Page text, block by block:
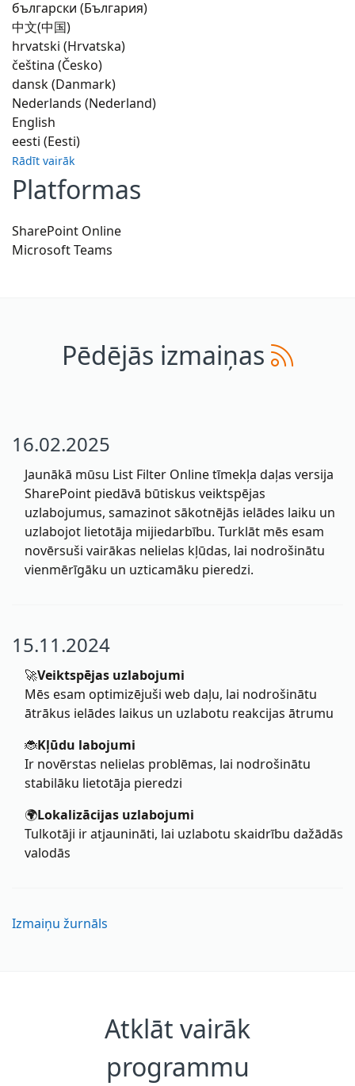
български (България)
中文(中国)
hrvatski (Hrvatska)
čeština (Česko)
dansk (Danmark)
Nederlands (Nederland)
English
eesti (Eesti)
Rādīt vairāk
Platformas
SharePoint Online
Microsoft Teams
Pēdējās izmaiņas
16.02.2025
Jaunākā mūsu List Filter Online tīmekļa daļas versija
SharePoint piedāvā būtiskus veiktspējas
uzlabojumus, samazinot sākotnējās ielādes laiku un
uzlabojot lietotāja mijiedarbību. Turklāt mēs esam
novērsuši vairākas nelielas kļūdas, lai nodrošinātu
vienmērīgāku un uzticamāku pieredzi.
15.11.2024
🚀Veiktspējas uzlabojumi
Mēs esam optimizējuši web daļu, lai nodrošinātu
ātrākus ielādes laikus un uzlabotu reakcijas ātrumu
🐞Kļūdu labojumi
Ir novērstas nelielas problēmas, lai nodrošinātu
stabilāku lietotāja pieredzi
🌍Lokalizācijas uzlabojumi
Tulkotāji ir atjaunināti, lai uzlabotu skaidrību dažādās
valodās
Izmaiņu žurnāls
Atklāt vairāk
programmu